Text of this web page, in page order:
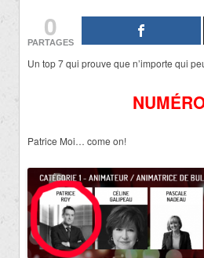
0
PARTAGES
Un top 7 qui prouve que n’importe qui
Patrice Moi… come on!